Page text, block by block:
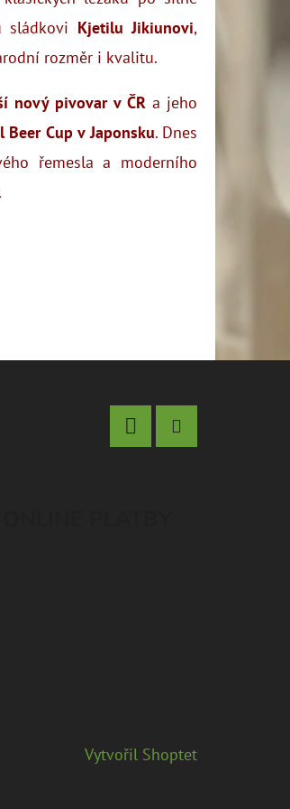
sládkovi Kjetilu Jikiunovi,
rozměr i kvalitu.
nový pivovar v ČR a jeho
Cup v Japonsku. Dnes
řemesla a moderního
Vytvořil Shoptet